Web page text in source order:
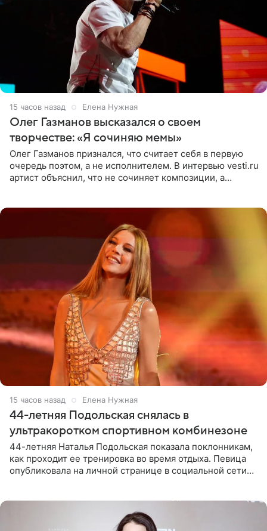
15 часов назад Елена Нужная
Олег Газманов высказался о своем
творчестве: «Я сочиняю мемы»
Олег Газманов признался, что считает себя в первую
очередь поэтом, а не исполнителем. В интервью vesti.ru
артист объяснил, что не сочиняет композиции, а
15 часов назад Елена Нужная
44-летняя Подольская снялась в
ультракоротком спортивном комбинезоне
44-летняя Наталья Подольская показала поклонникам,
как проходит ее тренировка во время отдыха. Певица
опубликовала на личной странице в социальной сети